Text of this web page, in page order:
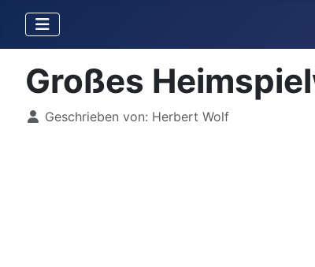
Großes
DetailsGeschrieben von: Herbert Wolf